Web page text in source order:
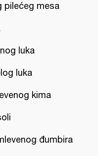
pilećeg mesa
luka
luka
kima
đumbira